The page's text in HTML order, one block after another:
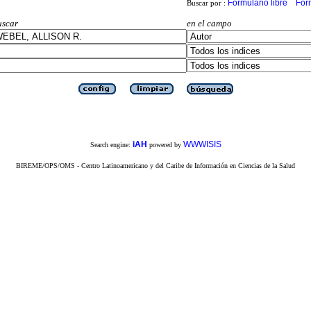
Buscar por : Formulario libre
en el campo
Search engine: iAH powered by WWWISIS
BIREME/OPS/OMS - Centro Latinoamericano y del Caribe de Información en Ciencias de la Salud